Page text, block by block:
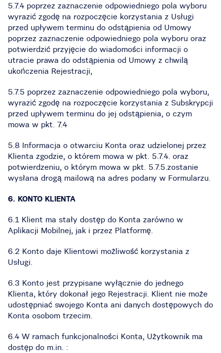
5.7.4 poprzez zaznaczenie odpowiedniego pola wyboru
wyrazić zgodę na rozpoczęcie korzystania z Usługi
przed upływem terminu do odstąpienia od Umowy
poprzez zaznaczenie odpowiedniego pola wyboru oraz
potwierdzić przyjęcie do wiadomości informacji o
utracie prawa do odstąpienia od Umowy z chwilą
ukończenia Rejestracji,
5.7.5 poprzez zaznaczenie odpowiedniego pola wyboru,
wyrazić zgodę na rozpoczęcie korzystania z Subskrypcji
przed upływem terminu do jej odstąpienia, o czym
mowa w pkt. 7.4
5.8 Informacja o otwarciu Konta oraz udzielonej przez
Klienta zgodzie, o którem mowa w pkt. 5.7.4. oraz
potwierdzeniu, o którym mowa w pkt. 5.7.5.zostanie
wysłana drogą mailową na adres podany w Formularzu.
6. KONTO KLIENTA
6.1 Klient ma stały dostęp do Konta zarówno w
Aplikacji Mobilnej, jak i przez Platformę.
6.2 Konto daje Klientowi możliwość korzystania z
Usługi.
6.3 Konto jest przypisane wyłącznie do jednego
Klienta, który dokonał jego Rejestracji. Klient nie może
udostępniać swojego Konta ani danych dostępowych do
Konta osobom trzecim.
6.4 W ramach funkcjonalności Konta, Użytkownik ma
dostęp do m.in. :